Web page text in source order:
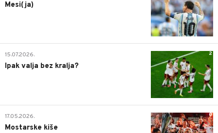
Mesi(ja)
2
15.07.2026.
Ipak valja bez kralja?
0
17.05.2026.
Mostarske kiše